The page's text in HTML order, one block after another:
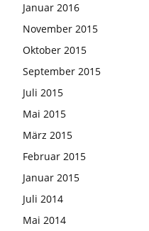
Januar 2016
November 2015
Oktober 2015
September 2015
Juli 2015
Mai 2015
März 2015
Februar 2015
Januar 2015
Juli 2014
Mai 2014